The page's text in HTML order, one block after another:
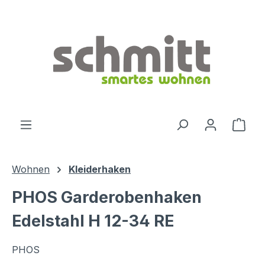
Wohnen Kleiderhaken
PHOS Garderobenhaken
Edelstahl H 12-34 RE
PHOS